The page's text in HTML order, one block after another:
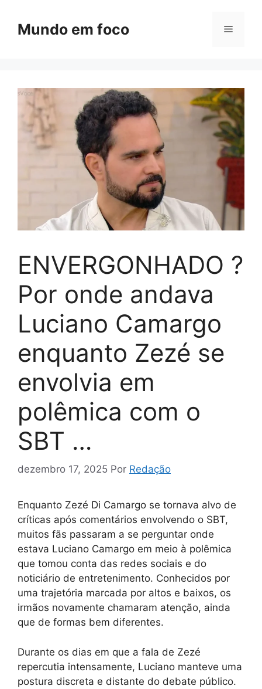
paraMundo em foco Menu
ENVERGONHADO ?
Por onde andava
Luciano Camargo
enquanto Zezé se
envolvia em
polêmica com o
SBT …
dezembro 17, 2025 Por Redação
Enquanto Zezé Di Camargo se tornava alvo de
críticas após comentários envolvendo o SBT,
muitos fãs passaram a se perguntar onde
estava Luciano Camargo em meio à polêmica
que tomou conta das redes sociais e do
noticiário de entretenimento. Conhecidos por
uma trajetória marcada por altos e baixos, os
irmãos novamente chamaram atenção, ainda
que de formas bem diferentes.
Durante os dias em que a fala de Zezé
repercutia intensamente, Luciano manteve uma
postura discreta e distante do debate público.